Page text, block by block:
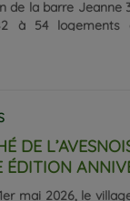
de la barre Jeanne
à 54 logements
locales. Objectif :
du quartier.
DE
ÉDITION
CONVIVIALITÉ.
mai 2026, le